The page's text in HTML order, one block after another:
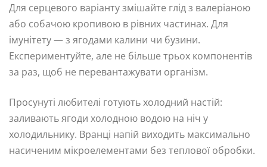
Для серцевого варіанту змішайте глід з валеріаною
або собачою кропивою в рівних частинах. Для
імунітету — з ягодами калини чи бузини.
Експериментуйте, але не більше трьох компонентів
за раз, щоб не перевантажувати організм.
Просунуті любителі готують холодний настій:
заливають ягоди холодною водою на ніч у
холодильнику. Вранці напій виходить максимально
насиченим мікроелементами без теплової обробки.